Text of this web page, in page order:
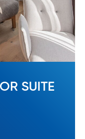
SUITE